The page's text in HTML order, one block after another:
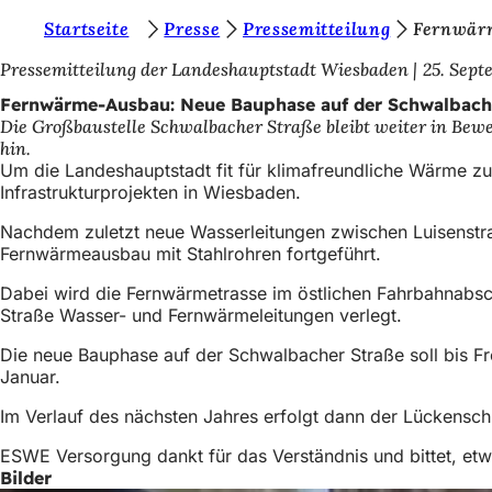
Inhalt anspringen
i
e
b
e
f
i
n
d
e
n
s
i
c
Startseite Presse Pressemitteilung
Pressemitteilung der Landeshauptstadt Wiesbaden
25.
Fernwärme-Ausbau: Neue Bauphase auf der
Die Großbaustelle Schwalbacher Straße bleibt weiter in
hin.
Um die Landeshauptstadt fit für klimafreundliche Wärme
Infrastrukturprojekten in Wiesbaden.
Nachdem zuletzt neue Wasserleitungen zwischen
Fernwärmeausbau mit Stahlrohren fortgeführt.
Dabei wird die Fernwärmetrasse im östlichen
Straße Wasser- und Fernwärmeleitungen verlegt.
Die neue Bauphase auf der Schwalbacher Straße soll bis
Januar.
Im Verlauf des nächsten Jahres erfolgt dann der
ESWE Versorgung dankt für das Verständnis und bittet,
Bilder